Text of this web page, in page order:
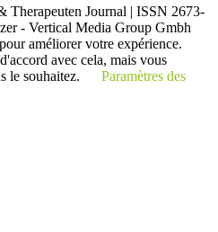
Therapeuten Journal | ISSN 2673-
- Vertical Media Group Gmbh
améliorer votre expérience.
avec cela, mais vous
le souhaitez.
Paramètres des